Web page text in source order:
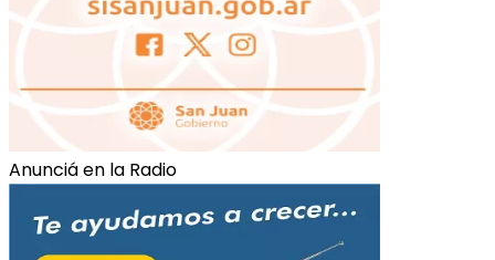
Anunciá en la Radio